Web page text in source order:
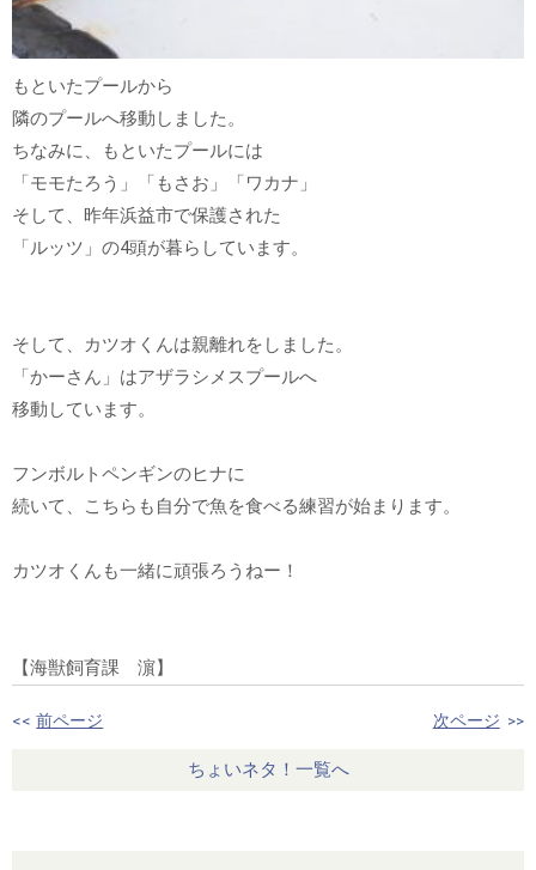
もといたプールから
隣のプールへ移動しました。
ちなみに、もといたプールには
「モモたろう」「もさお」「ワカナ」
そして、昨年浜益市で保護された
「ルッツ」の4頭が暮らしています。
そして、カツオくんは親離れをしました。
「かーさん」はアザラシメスプールへ
移動しています。
フンボルトペンギンのヒナに
続いて、こちらも自分で魚を食べる練習が始まります。
カツオくんも一緒に頑張ろうねー！
【海獣飼育課 濵】
<< 前ページ 次ページ >>
ちょいネタ！一覧へ